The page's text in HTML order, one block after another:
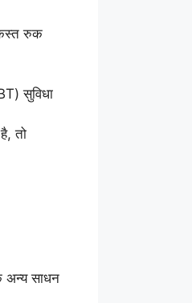
रुक
सुविधा
तो
अन्य साधन